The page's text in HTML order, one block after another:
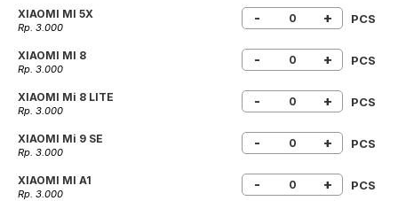
XIAOMI MI 5X
Rp. 3.000
- + PCS
XIAOMI MI 8
Rp. 3.000
- + PCS
XIAOMI Mi 8 LITE
Rp. 3.000
- + PCS
XIAOMI Mi 9 SE
Rp. 3.000
- + PCS
XIAOMI MI A1
Rp. 3.000
- + PCS